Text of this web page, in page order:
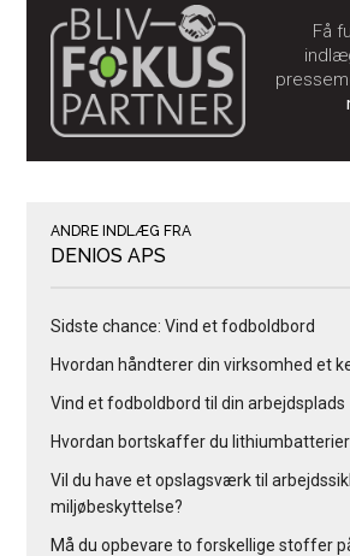
Få
ANDRE INDLÆG FRA
DENIOS APS
Sidste chance: Vind et fodboldbord
Hvordan håndterer din virksomhed et
Vind et fodboldbord til din arbejdsplads
Hvordan bortskaffer du
Vil du have et opslagsværk til
miljøbeskyttelse?
Må du opbevare to forskellige stoffer